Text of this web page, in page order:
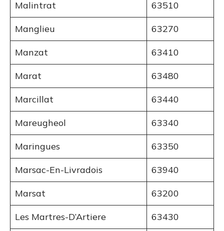
Malintrat 63510
Manglieu 63270
Manzat 63410
Marat 63480
Marcillat 63440
Mareugheol 63340
Maringues 63350
Marsac-En-Livradois 63940
Marsat 63200
Les Martres-D’Artiere 63430